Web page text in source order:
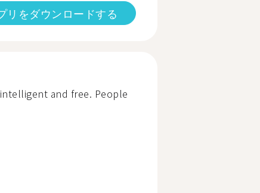
リをダウンロードする
and free. People